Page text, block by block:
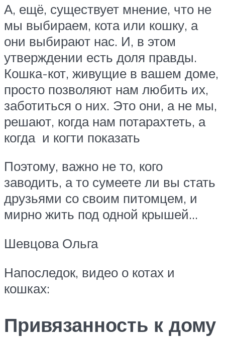
А, ещё, существует мнение, что не
мы выбираем, кота или кошку, а
они выбирают нас. И, в этом
утверждении есть доля правды.
Кошка-кот, живущие в вашем доме,
просто позволяют нам любить их,
заботиться о них. Это они, а не мы,
решают, когда нам потарахтеть, а
когда и когти показать
Поэтому, важно не то, кого
заводить, а то сумеете ли вы стать
друзьями со своим питомцем, и
мирно жить под одной крышей…
Шевцова Ольга
Напоследок, видео о котах и
кошках:
Привязанность к дому